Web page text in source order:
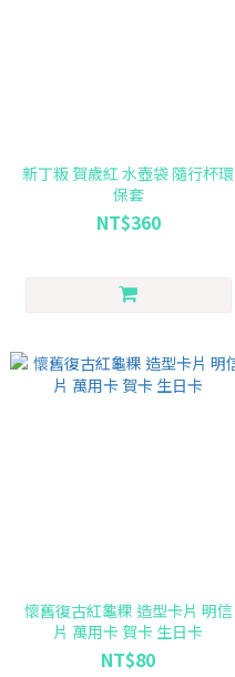
新丁粄 賀歲紅 水壺袋 隨行杯環
保套
NT$360
懷舊復古紅龜粿 造型卡片 明信
片 萬用卡 賀卡 生日卡
NT$80